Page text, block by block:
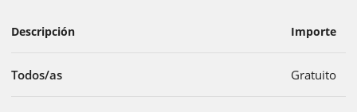
Descripción Importe
Todos/as Gratuito